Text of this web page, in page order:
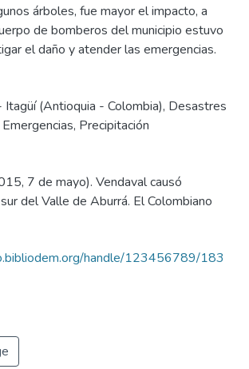
árboles, fue mayor el impacto, a
de bomberos del municipio estuvo
el daño y atender las emergencias.
(Antioquia - Colombia), Desastres
Emergencias, Precipitación
7 de mayo). Vendaval causó
del Valle de Aburrá. El Colombiano
handle/123456789/183